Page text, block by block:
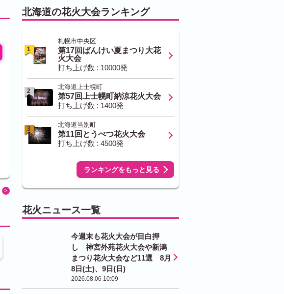
17
(月)
25℃
℃
北海道の花火大会ランキング
1
札幌市中央区
第17回ばんけい夏まつり大花
火大会
打ち上げ数 : 10000発
2
北海道上士幌町
第57回上士幌町納涼花火大会
打ち上げ数 : 1400発
3
北海道当別町
第11回とうべつ花火大会
打ち上げ数 : 4500発
ランキングをもっと見る
花火ニュース一覧
今週末も花火大会が目白押
し 神宮外苑花火大会や新潟
まつり花火大会など11選 8月
8日(土)、9日(日)
2026.08.06 10:09